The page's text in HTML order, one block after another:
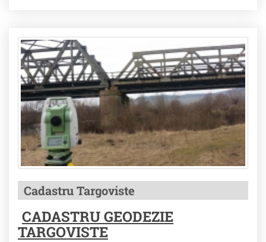
Cadastru Targoviste
CADASTRU GEODEZIE
TARGOVISTE